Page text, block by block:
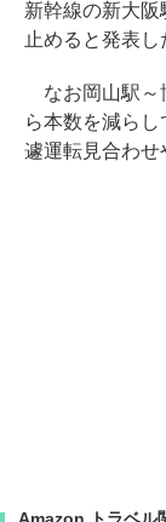
新幹線の新大阪
止めると発表し
なお岡山駅～
ら本数を減ら
遽運転見合わせ